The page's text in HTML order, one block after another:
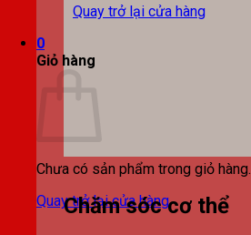
Quay trở lại cửa hàng
0
Giỏ hàng
Chưa có sản phẩm trong giỏ hàng.
Quay trở lại cửa hàng
Chăm sóc cơ thể